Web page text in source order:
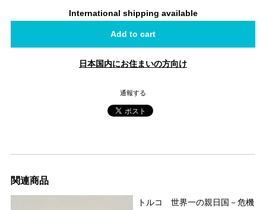
International shipping available
Add to cart
日本国内にお住まいの方向け
通報する
関連商品
トルコ 世界一の親日国－危機